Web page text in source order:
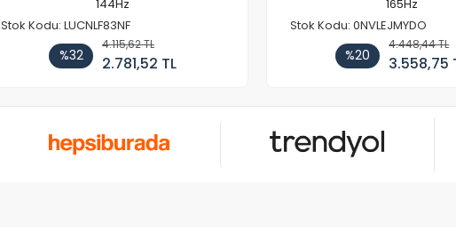
144Hz
Stok Kodu: LUCNLF83NF
%32
4.115,62 TL
2.781,52 TL
165Hz
Stok Kodu: 0NVLEJMYDO
%20
4.448,44 TL
3.558,75